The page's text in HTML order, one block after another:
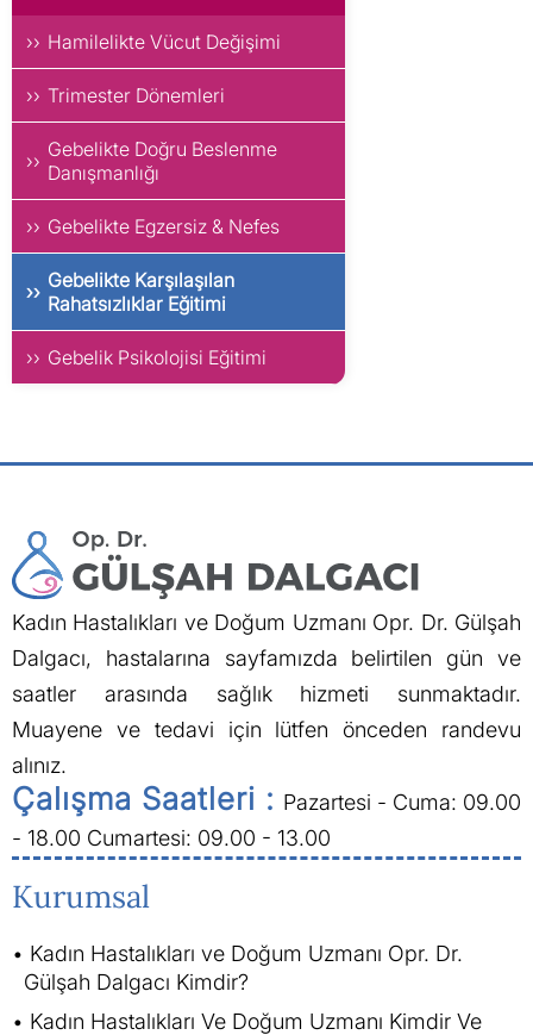
Hamilelikte Vücut Değişimi
Trimester Dönemleri
Gebelikte Doğru Beslenme
Danışmanlığı
Gebelikte Egzersiz & Nefes
Gebelikte Karşılaşılan
Rahatsızlıklar Eğitimi
Gebelik Psikolojisi Eğitimi
Kadın Hastalıkları ve Doğum Uzmanı Opr. Dr. Gülşah
Dalgacı, hastalarına sayfamızda belirtilen gün ve
saatler arasında sağlık hizmeti sunmaktadır.
Muayene ve tedavi için lütfen önceden randevu
alınız.
Çalışma Saatleri : Pazartesi - Cuma: 09.00
- 18.00 Cumartesi: 09.00 - 13.00
Kurumsal
Kadın Hastalıkları ve Doğum Uzmanı Opr. Dr.
Gülşah Dalgacı Kimdir?
Kadın Hastalıkları Ve Doğum Uzmanı Kimdir Ve